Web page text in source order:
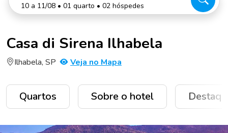
10 a 11/08 • 01 quarto • 02 hóspedes
Casa di Sirena Ilhabela
Ilhabela, SP Veja no Mapa
Quartos Sobre o hotel